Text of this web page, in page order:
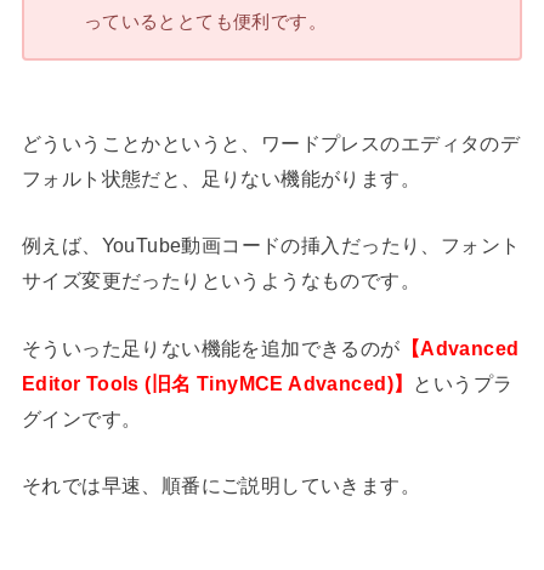
っているととても便利です。
どういうことかというと、ワードプレスのエディタのデ
フォルト状態だと、足りない機能がります。
例えば、YouTube動画コードの挿入だったり、フォント
サイズ変更だったりというようなものです。
そういった足りない機能を追加できるのが 【Advanced
Editor Tools (旧名 TinyMCE Advanced)】 というプラ
グインです。
それでは早速、順番にご説明していきます。